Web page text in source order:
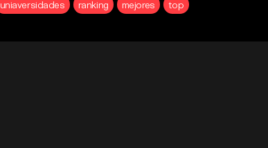
uniaversidades ranking mejores top